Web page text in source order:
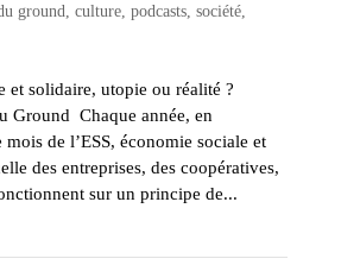
ground, culture, podcasts, société,
et solidaire, utopie ou réalité ?
Ground Chaque année, en
mois de l’ESS, économie sociale et
des entreprises, des coopératives,
sur un principe de...